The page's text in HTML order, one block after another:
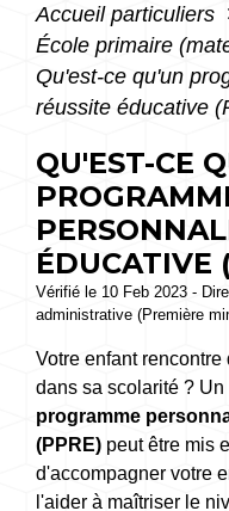
Accueil particuliers
École primaire
Qu'est-ce qu'un
réussite éducative
QU'EST-CE
ÉDUCATIVE
Vérifié le 10 Feb 2023 -
administrative (Première
Votre enfant
dans sa scolarité ?
programme
(PPRE) peut être mis
d'accompagner votre
l'aider à maîtriser le